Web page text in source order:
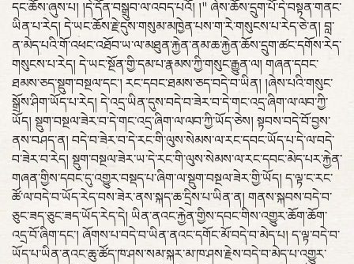
དང་ཆོས་ཞུས་པ། །དེ་དོན་བསྒྲུབ་ལ་འབད་པའོ། །" ཞེས་ཆོས་དྲུག་པོ་དེ་བསྟན་གནང་
ཡིན་པ་རེད། དེ་ཡང་ཆོས་རྗེ་དུས་གསུམ་མཁྱེན་པས་ག་རེ་གསུངས་པ་རེད་ཅེ་ན། བླ་
ན་མེད་པའི་གོ་འཕང་འཐོབ་ཡ་ལ་མཐུན་རྐྱེན་ནམ་ཆ་རྐྱེན་ཆོས་དྲུག་ཚང་དགོས་རེད་
གསུངས་པ་རེད། དེ་ཡང་སྔོན་གྱི་དམ་པ་རྣམས་ཀྱི་གསུང་རྒྱུན་ལ། གཞན་དབང་
ཐམས་ཅད་སྡུག་བསྔལ་དང་། རང་དབང་ཐམས་ཅད་བདེ་བ་ཡིན། །ཞེས་པའི་གསུང་
སྒྲོས་ཤིག་ཡོད་པ་རེད། དེ་འདྲ་ཡིན་དུས་བདེ་བ་ཟེར་བ་དེ་གང་འདྲ་ཞིག་ལ་ལབ་ཀྱི་
ཡོད། སྡུག་བསྔལ་ཟེར་བ་དེ་གང་འདྲ་ཞིག་ལ་ལབ་ཀྱི་ཡོད་ཅེས། སྟབས་བདེ་བོ་བྱས་
ནས་བཤད་ན། བདེ་བ་ཟེར་བ་དེ་རང་གི་ལུས་སེམས་ལ་རང་དབང་ཡོད་པ་དེ་ལ་བདེ་
བ་ཟེར་བ་རེད། སྡུག་བསྔལ་ཟེར་ཡ་དེ་རང་གི་ལུས་སེམས་ལ་རང་དབང་མེད་པར་རྐྱེན་
གཞན་གྱིས་དབང་དུ་འགྱུར་བསྡད་པ་ཞིག་ལ་སྡུག་བསྔལ་ཟེར་གྱི་ཡོད། ད་ལྟ་ང་རང་
ཚོ་ལ་བདེ་བ་ཡོད་རེད་བས་ཟེར་ནས་སྐད་ཆ་དྲིས་པ་ཡིན་ན། གནས་སྐབས་བདེ་བ་
ཅུང་ཟད་ཅུང་ཟད་ཡོད་རེད་དེ། ཡིན་ནའང་རྐྱེན་གྱིས་དབང་གིས་འགྱུར་ཆོག་ཆོག་
འདྲ་བོ་ཞིག་དང་། ཞོགས་པ་བདེ་བ་ཡིན་ནའང་དགོང་མོ་བདེ་བ་མེད་པ། ད་ལྟ་བདེ་བ་
ཡོད་པ་ཡིན་ནའང་ཆུ་ཚོད་ཁ་ཤས་སམ་སྐར་མ་ཁ་ཤས་རྗེས་བདེ་བ་མེད་པ་འགྱུར་